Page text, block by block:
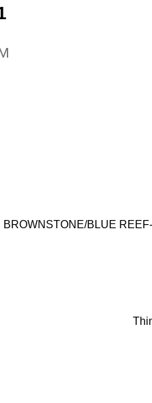
BROWNSTONE/BLUE